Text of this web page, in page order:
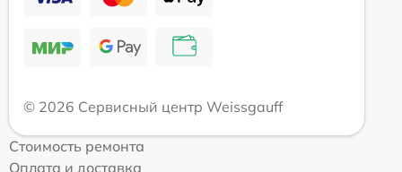
© 2026 Сервисный центр Weissgauff
Стоимость ремонта
Оплата и доставка